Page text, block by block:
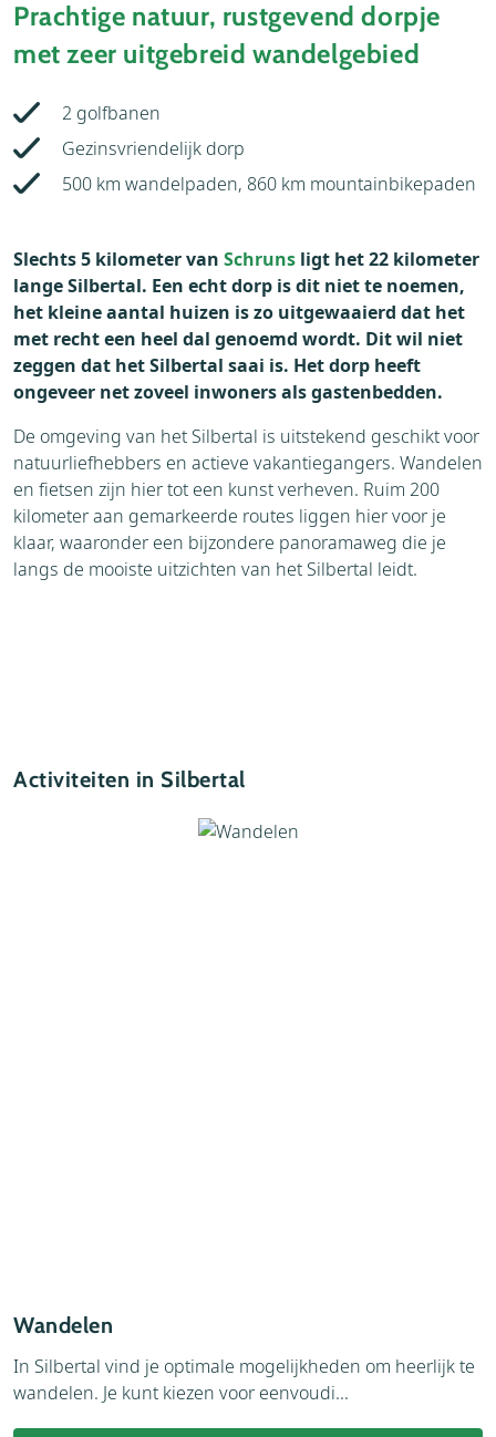
Prachtige natuur, rustgevend dorpje
met zeer uitgebreid wandelgebied
2 golfbanen
Gezinsvriendelijk dorp
500 km wandelpaden, 860 km mountainbikepaden
Slechts 5 kilometer van Schruns ligt het 22 kilometer
lange Silbertal. Een echt dorp is dit niet te noemen,
het kleine aantal huizen is zo uitgewaaierd dat het
met recht een heel dal genoemd wordt. Dit wil niet
zeggen dat het Silbertal saai is. Het dorp heeft
ongeveer net zoveel inwoners als gastenbedden.
De omgeving van het Silbertal is uitstekend geschikt voor
natuurliefhebbers en actieve vakantiegangers. Wandelen
en fietsen zijn hier tot een kunst verheven. Ruim 200
kilometer aan gemarkeerde routes liggen hier voor je
klaar, waaronder een bijzondere panoramaweg die je
langs de mooiste uitzichten van het Silbertal leidt.
Activiteiten in Silbertal
Wandelen
In Silbertal vind je optimale mogelijkheden om heerlijk te
wandelen. Je kunt kiezen voor eenvoudi...